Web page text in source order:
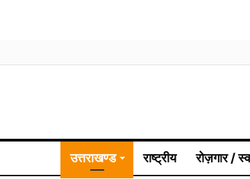
उत्तराखण्ड राष्ट्रीय रोज़गार /